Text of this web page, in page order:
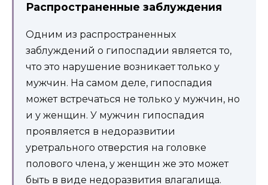
Распространенные заблуждения
Одним из распространенных
заблуждений о гипоспадии является то,
что это нарушение возникает только у
мужчин. На самом деле, гипоспадия
может встречаться не только у мужчин, но
и у женщин. У мужчин гипоспадия
проявляется в недоразвитии
уретрального отверстия на головке
полового члена, у женщин же это может
быть в виде недоразвития влагалища.